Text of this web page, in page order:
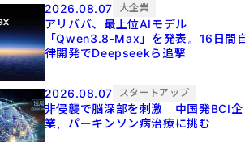
2026.08.07 大企業
アリババ、最上位AIモデル
「Qwen3.8-Max」を発表。16日間
律開発でDeepseekら追撃
2026.08.07 スタートアップ
非侵襲で脳深部を刺激 中国発BCI企
業、パーキンソン病治療に挑む